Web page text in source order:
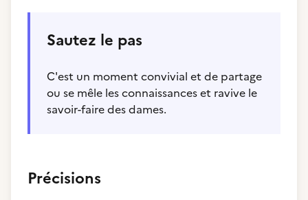
Sautez le pas
C'est un moment convivial et de partage
ou se mêle les connaissances et ravive le
savoir-faire des dames.
Précisions